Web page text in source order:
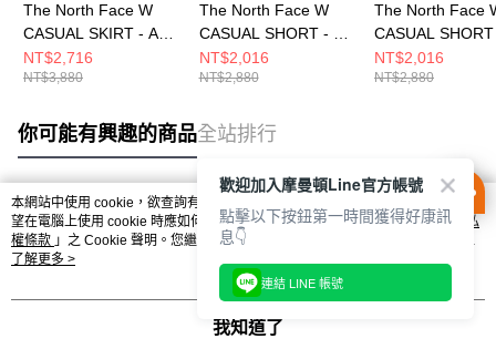
The North Face W
CASUAL SKIRT - AP
女 長裙
NF0A8G0321L
NT$2,716
NT$3,880
The North Face W
CASUAL SHORT - AP
女 短褲
NF0A8G022MB
NT$2,016
NT$2,880
The North Face
CASUAL
女 短褲
NF0A8G02JK3
NT$2,016
NT$2,880
你可能有興趣的商品全站排行
熱門標籤
本網站中使用 cookie，欲查詢有關本網站使用 cookie 方式之詳情，及若您不希
望在電腦上使用 cookie 時應如何變更電腦的 cookie 設定，請參閱本網站「
隱私
權條款 」之 Cookie 聲明。您繼續使用本網站即表示您同意本公司得按本網站使
用條款之 Cookie 聲明使用 cookie。
了解更多 >
我知道了
歡迎加入摩曼頓Line官方帳號
點擊以下按鈕第一時間獲得好康訊
息👇
連結 LINE 帳號